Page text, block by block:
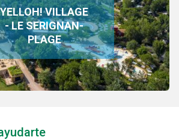
YELLOH! VILLAGE
- LE SERIGNAN-
PLAGE